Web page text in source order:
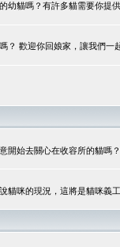
幼貓嗎？有許多貓需要你提
？ 歡迎你回娘家，讓我們一
開始去關心在收容所的貓嗎？
貓咪的現況，這將是貓咪義